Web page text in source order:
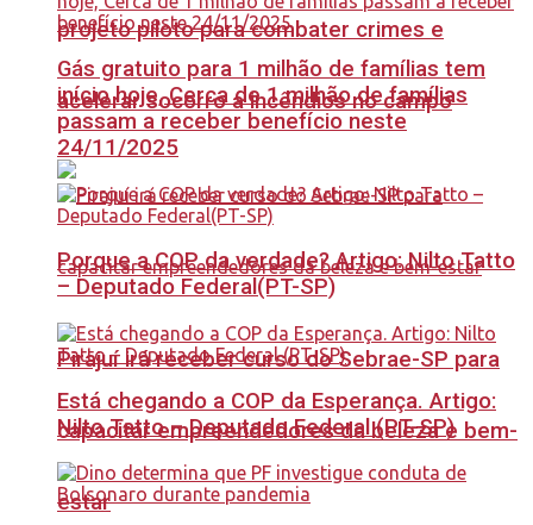
projeto piloto para combater crimes e
acelerar socorro a incêndios no campo
Pirajuí irá receber curso do Sebrae-SP para
capacitar empreendedores da beleza e bem-
estar
Gás gratuito para 1 milhão de famílias tem
início hoje, Cerca de 1 milhão de famílias
passam a receber benefício neste
24/11/2025
Porque a COP da verdade? Artigo: Nilto Tatto
– Deputado Federal(PT-SP)
Está chegando a COP da Esperança. Artigo:
Nilto Tatto – Deputado Federal (PT-SP)